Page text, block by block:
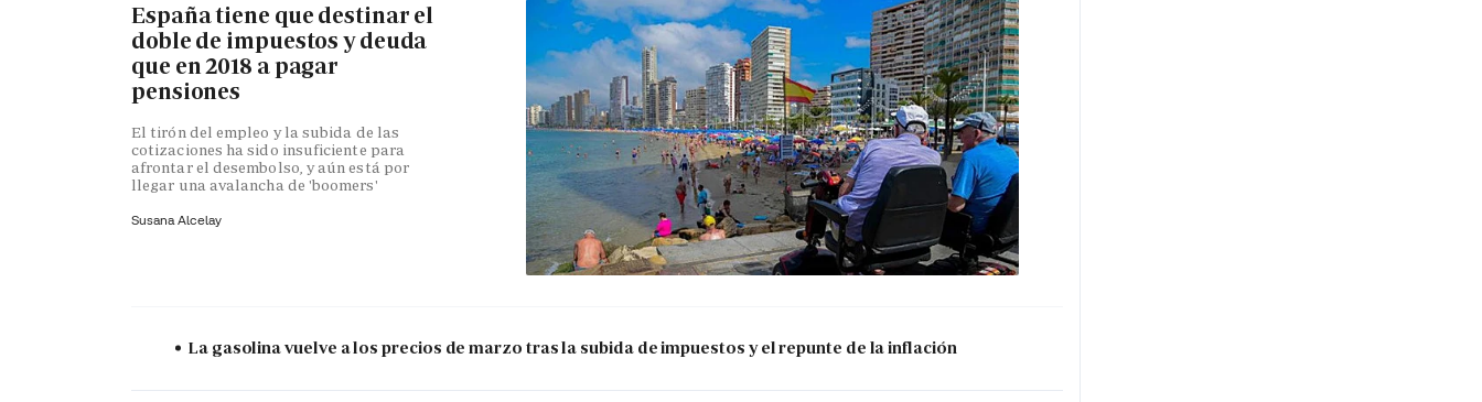
España tiene que destinar el
doble de impuestos y deuda
que en 2018 a pagar
pensiones
El tirón del empleo y la subida de las
cotizaciones ha sido insuficiente para
afrontar el desembolso, y aún está por
llegar una avalancha de 'boomers'
Susana Alcelay
La gasolina vuelve a los precios de marzo tras la subida de impuestos y el repunte de la inflación